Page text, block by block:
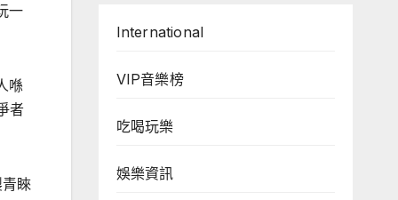
一
喺
者
睞
International
VIP音樂榜
吃喝玩樂
娛樂資訊